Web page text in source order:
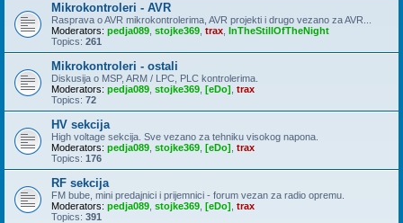
Mikrokontroleri - AVR
Rasprava o AVR mikrokontrolerima, AVR projekti i drugo vezano za AVR...
Moderators: pedja089 stojke369 trax InTheStillOfTheNight
Topics: 261
Mikrokontroleri - ostali
Diskusija o MSP, ARM / LPC, PLC kontrolerima.
Moderators: pedja089 stojke369 [eDo] trax
Topics: 72
HV sekcija
High voltage sekcija. Sve vezano za tehniku visokog napona.
Moderators: pedja089 stojke369 [eDo] trax
Topics: 176
RF sekcija
FM bube, mini predajnici i prijemnici - forum vezan za radio opremu.
Moderators: pedja089 stojke369 [eDo] trax
Topics: 391